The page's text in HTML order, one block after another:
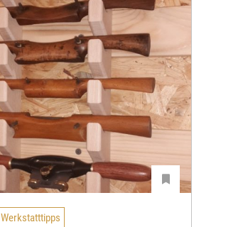
Werkstatttipps